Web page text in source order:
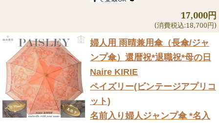
17,000円
(消費税込:18,700円)
婦人用 雨晴兼用傘（長傘/ジャ
ンプ傘） 還暦祝*退職祝*母の日
Naire KIRIE
ペイズリー(ビンテージアプリコ
ット)
名前入り婦人ジャンプ傘 *名入